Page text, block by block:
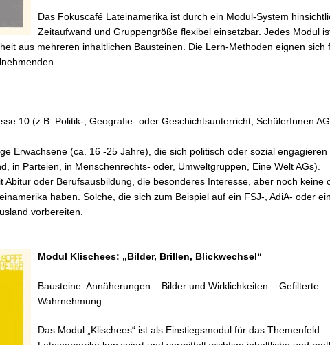
Das Fokuscafé Lateinamerika ist durch ein Modul-System
Zeitaufwand und Gruppengröße flexibel einsetzbar. Jedes Modul
aus mehreren inhaltlichen Bausteinen. Die Lern-Methoden eignen sich
10 (z.B. Politik-, Geografie- oder Geschichtsunterricht, SchülerInnen
Erwachsene (ca. 16 -25 Jahre), die sich politisch oder sozial engagieren
in Parteien, in Menschenrechts- oder, Umweltgruppen, Eine Welt AGs).
Abitur oder Berufsausbildung, die besonderes Interesse, aber noch keine
haben. Solche, die sich zum Beispiel auf ein FSJ-, AdiA- oder ein
vorbereiten.
Modul Klischees: „Bilder, Brillen, Blickwechsel“
Bausteine: Annäherungen – Bilder und Wirklichkeiten – Gefilterte
Wahrnehmung
Das Modul „Klischees“ ist als Einstiegsmodul für das Themenfeld